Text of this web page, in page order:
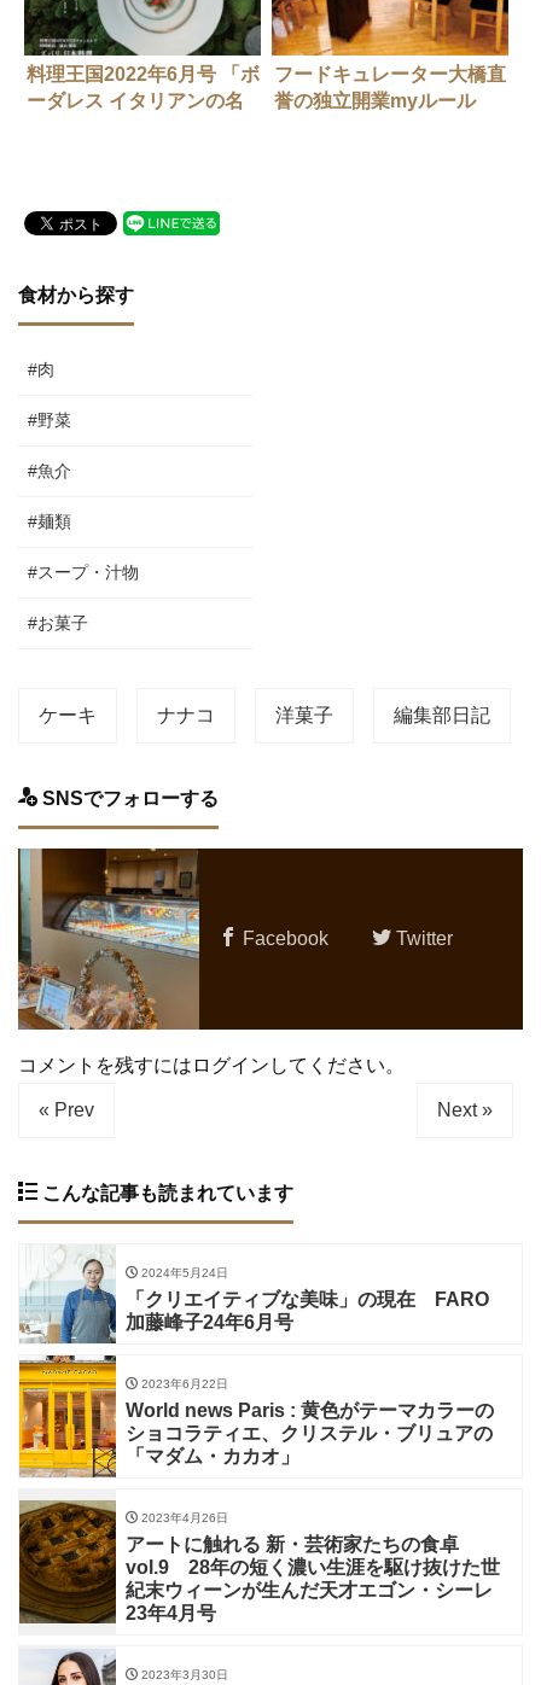
料理王国2022年6月号 「ボ
ーダレス イタリアンの名
フードキュレーター大橋直
誉の独立開業myルール
食材から探す
#肉
#野菜
#魚介
#麺類
#スープ・汁物
#お菓子
ケーキ ナナコ 洋菓子 編集部日記
SNSでフォローする
Facebook Twitter
コメントを残すにはログインしてください。
« Prev Next »
こんな記事も読まれています
2024年5月24日
「クリエイティブな美味」の現在 FARO
加藤峰子24年6月号
2023年6月22日
World news Paris : 黄色がテーマカラーの
ショコラティエ、クリステル・ブリュアの
「マダム・カカオ」
2023年4月26日
アートに触れる 新・芸術家たちの食卓
vol.9 28年の短く濃い生涯を駆け抜けた世
紀末ウィーンが生んだ天才エゴン・シーレ
23年4月号
2023年3月30日